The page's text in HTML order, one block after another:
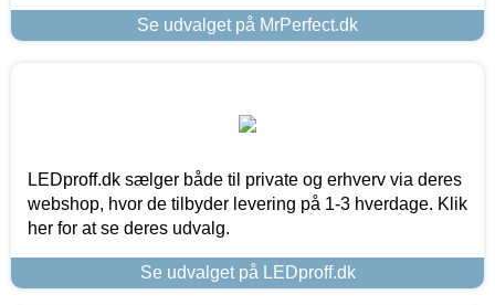
Se udvalget på MrPerfect.dk
LEDproff.dk sælger både til private og erhverv via deres
webshop, hvor de tilbyder levering på 1-3 hverdage. Klik
her for at se deres udvalg.
Se udvalget på LEDproff.dk